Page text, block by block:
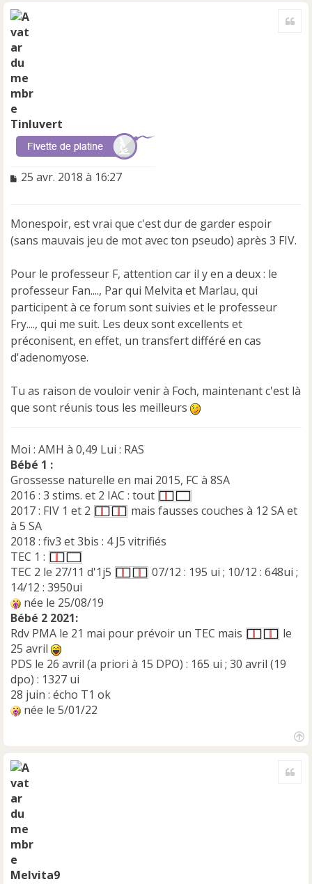
Tinluvert
M
s
a
g
n
o
n
l
u
25 avr. 2018 à 16:27
Monespoir, est vrai que c'est dur de garder espoir
(sans mauvais jeu de mot avec ton pseudo) après 3 FIV.
Pour le professeur F, attention car il y en a deux : le
professeur Fan...., Par qui Melvita et Marlau, qui
participent à ce forum sont suivies et le professeur
Fry...., qui me suit. Les deux sont excellents et
préconisent, en effet, un transfert différé en cas
d'adenomyose.
Tu as raison de vouloir venir à Foch, maintenant c'est là
que sont réunis tous les meilleurs
Moi : AMH à 0,49 Lui : RAS
Bébé 1 :
Grossesse naturelle en mai 2015, FC à 8SA
2016 : 3 stims. et 2 IAC : tout
2017 : FIV 1 et 2
mais fausses couches à 12 SA et
à 5 SA
2018 : fiv3 et 3bis : 4 J5 vitrifiés
TEC 1 :
TEC 2 le 27/11 d'1j5
07/12 : 195 ui ; 10/12 : 648ui ;
14/12 : 3950ui
née le 25/08/19
Bébé 2 2021:
Rdv PMA le 21 mai pour prévoir un TEC mais
le
25 avril
PDS le 26 avril (a priori à 15 DPO) : 165 ui ; 30 avril (19
dpo) : 1327 ui
28 juin : écho T1 ok
née le 5/01/22
Melvita9